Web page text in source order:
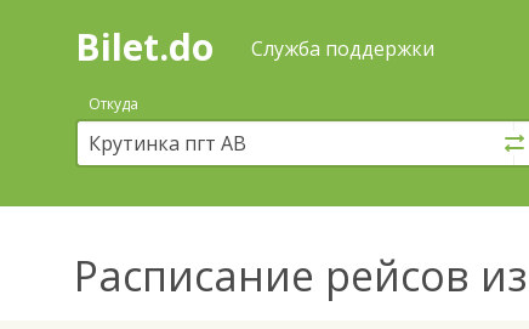
Поиск
покупка
билетов
автобус
онлайн
Bilet.do Служба поддержки
Откуда
Расписание рейсов